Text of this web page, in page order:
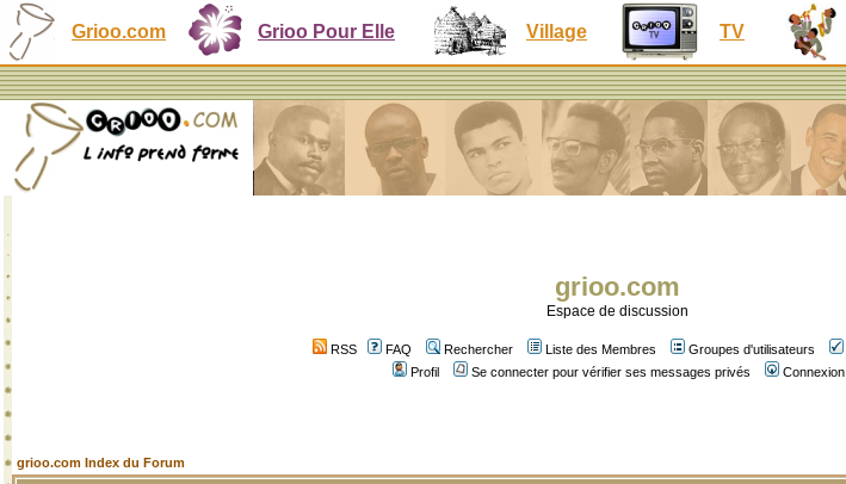
Grioo.com Grioo Pour Elle Village TV
grioo.com
Espace de discussion
RSS FAQ Rechercher Liste des Membres Groupes d'utilisateurs
Profil
Se connecter pour vérifier ses messages privés Connexion
grioo.com Index du Forum